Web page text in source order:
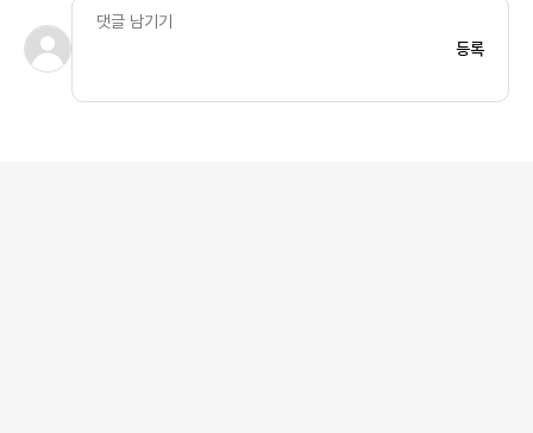
등록